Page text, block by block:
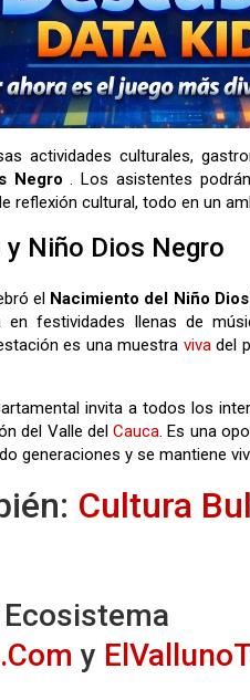
actividades culturales,
Negro . Los asistentes
reflexión cultural, todo en un
y Niño Dios Negro
el Nacimiento del Niño
en festividades llenas de
es una muestra vivadel
invita a todos los
del Valle delCauca. Es una
generaciones y se mantiene
Cultura
y